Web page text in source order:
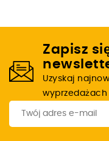
Zapisz
Uzyskaj